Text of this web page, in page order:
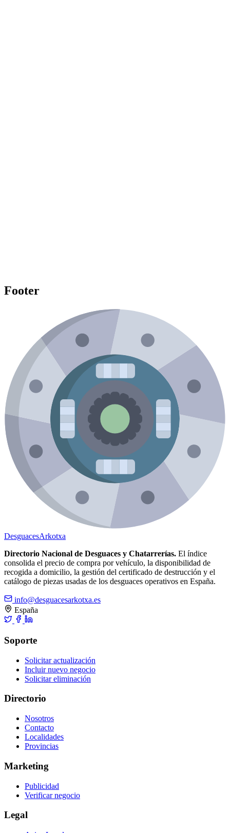
Footer
DesguacesArkotxa
Directorio Nacional de Desguaces y Chatarrerías. El índice
consolida el precio de compra por vehículo, la disponibilidad de
recogida a domicilio, la gestión del certificado de destrucción y el
catálogo de piezas usadas de los desguaces operativos en España.
info@desguacesarkotxa.es
España
Soporte
Solicitar actualización
Incluir nuevo negocio
Solicitar eliminación
Directorio
Nosotros
Contacto
Localidades
Provincias
Marketing
Publicidad
Verificar negocio
Legal